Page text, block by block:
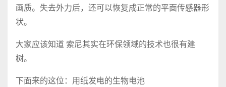
画质。失去外力后，还可以恢复成正常的平面传感器形
状。
大家应该知道 索尼其实在环保领域的技术也很有建
树。
下面来的这位：用纸发电的生物电池